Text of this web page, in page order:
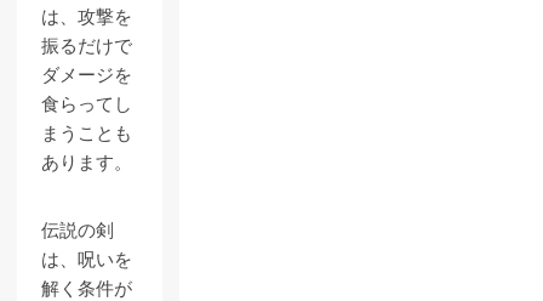
は、攻撃を
振るだけで
ダメージを
食らってし
まうことも
あります。
伝説の剣
は、呪いを
解く条件が